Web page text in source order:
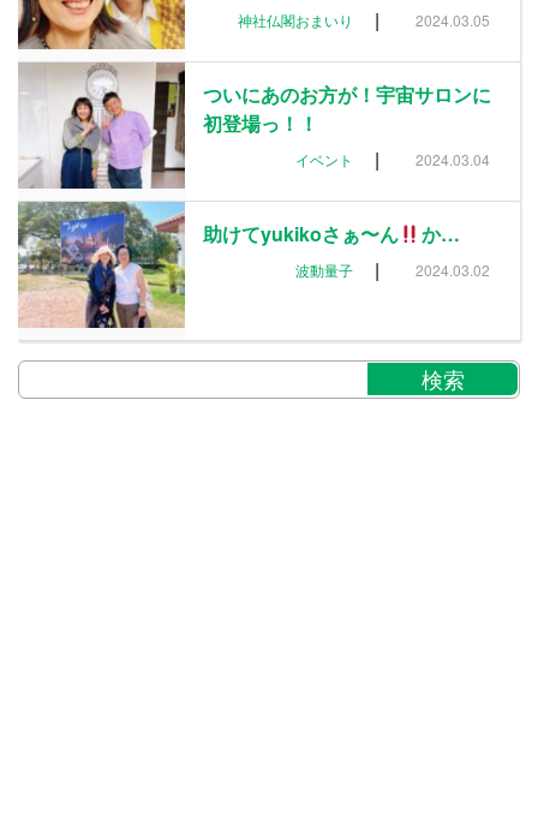
神社仏閣おまいり | 2024.03.05
ついにあのお方が！宇宙サロンに
初登場っ！！
イベント | 2024.03.04
助けてyukikoさぁ〜ん か…
波動量子 | 2024.03.02